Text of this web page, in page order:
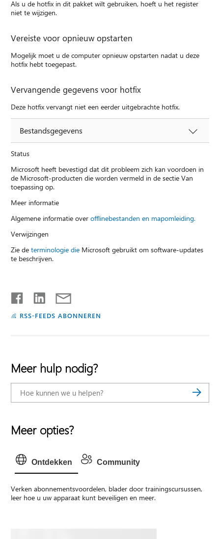
Als u de hotfix in dit pakket wilt gebruiken, hoeft u het register
niet te wijzigen.
Vereiste voor opnieuw opstarten
Mogelijk moet u de computer opnieuw opstarten nadat u deze
hotfix hebt toegepast.
Vervangende gegevens voor hotfix
Deze hotfix vervangt niet een eerder uitgebrachte hotfix.
Bestandsgegevens
Status
Microsoft heeft bevestigd dat dit probleem zich kan voordoen in
de Microsoft-producten die worden vermeld in de sectie Van
toepassing op.
Meer informatie
Algemene informatie overofflinebestanden en mapomleiding.
Verwijzingen
Zie determinologie die Microsoft gebruikt om software-updates
te beschrijven.
RSS-FEEDS ABONNEREN
Meer hulp nodig?
Meer opties?
Ontdekken Community
Verken abonnementsvoordelen, blader door trainingscursussen,
leer hoe u uw apparaat kunt beveiligen en meer.